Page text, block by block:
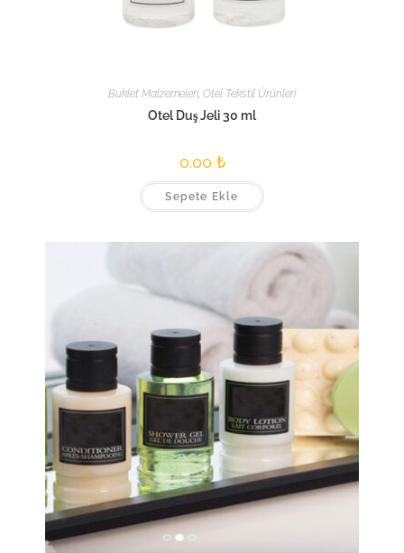
Buklet Malzemeleri, Otel Tekstil Ürünleri
Otel Duş Jeli 30 ml
0.00 ₺
Sepete Ekle